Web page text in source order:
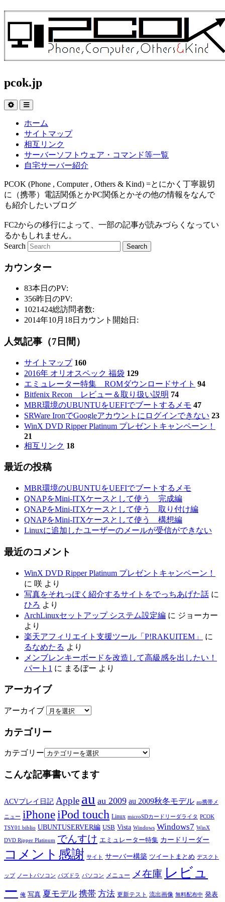
pcok.jp
ホーム
サイトマップ
相互リンク
サーバーソフトウェア・コマンド等一覧
自宅サーバー紹介
PCOK (Phone , Computer , Others & Kind) =とにかく丁寧親切
に（携帯）電話関係とかPC関係とかその他の情報をなんで
も紹介したいブログ
FC2からの移行によって、一部の記事が読みづらくなってい
るかもしれません。
Search
カウンター
83本日のPV:
356昨日のPV:
1021424総訪問者数:
2014年10月18日 カウント開始日:
人気記事（7日間）
サイトマップ 160
2016年 オリオスペック 福袋 129
エミュレーター特集 ROMダウンロードサイト 94
Bitfenix Recon レビュー＆取り扱い説明 74
MBR環境のUBUNTUをUEFIでブートするメモ 47
SRWare IronでGoogleアカウントにログインできない 23
WinX DVD Ripper Platinum プレゼントキャンペーン！
21
相互リンク 18
最近の投稿
MBR環境のUBUNTUをUEFIでブートするメモ
QNAPをMini-ITXケースとして使う 完成編
QNAPをMini-ITXケースとして使う 取り付け編
QNAPをMini-ITXケースとして使う 構想編
Linuxに追加したユーザーのメールが受信ができない
最近のコメント
WinX DVD Ripper Platinum プレゼントキャンペーン！
に 咲 より
写真をそれっぽく紹介するサイトをでっちあげた話 に
ひろ より
ArchLinuxセットアップ システム設定編 に ジョーカー
より
楽天アフィリエイト支援ツール「P!RAKUITEM」
に
るなめたる より
メンブレンキーボードを改造して高級感を出したい！
パート1 に まるぼー より
アーカイブ
アーカイブ
カテゴリー
カテゴリー
こんな記事書いてます
ACVプレイ日記 Apple au au 2009 au 2009秋冬モデル au携帯メ
ニュー iPhoneiPod touch Linux microSDカードリーダライタ PCOK
TSY01 biblio UBUNTUSERVER編 USB Vista Windows Windows7 WinX
DVD Ripper Platinum でんすけ エミュレーター特集 カードリーダー
コメント感謝 サイト サーバー構築 ツイートまとめ デスクト
ップ ノートパソコン パズドラ パソコン メニュー メ在庫 レビュ
ー 俺 写真 夏モデル 携帯 方法 更新テスト 流出画像 無料配布中 発表